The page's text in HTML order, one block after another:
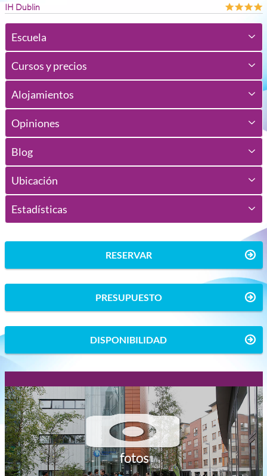
IH Dublin
Escuela
Cursos y precios
Alojamientos
Opiniones
Blog
Ubicación
Estadísticas
RESERVAR
PRESUPUESTO
DISPONIBILIDAD
fotos